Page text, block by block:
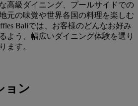
高級ダイニング、プールサイドでの
元の味覚や世界各国の料理を楽しむ
Baliでは、お客様のどんなお好み
よう、幅広いダイニング体験を選り
ます。
ョン